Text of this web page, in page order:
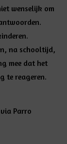
wenselijk om
na schooltijd,
mee dat het
te reageren.
Parro